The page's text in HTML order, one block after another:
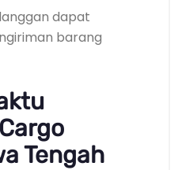
dapat
barang
Tengah